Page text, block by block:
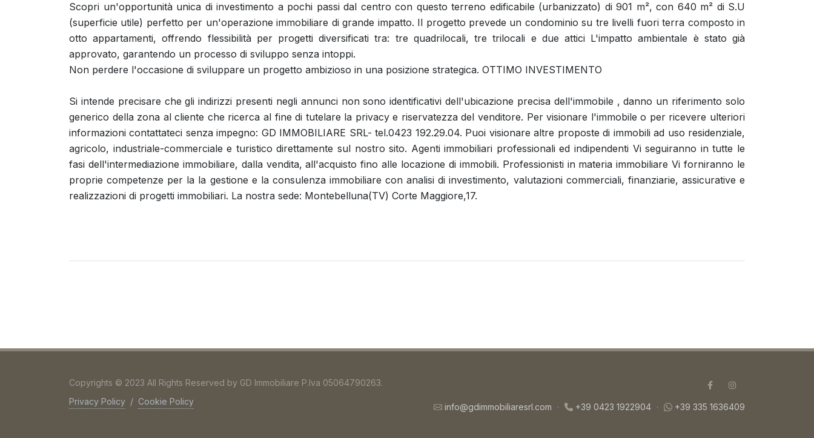
Scopri un'opportunità unica di investimento a pochi passi dal centro con questo terreno edificabile (urbanizzato) di 901 m², con 640 m² di S.U
(superficie utile) perfetto per un'operazione immobiliare di grande impatto. Il progetto prevede un condominio su tre livelli fuori terra composto in
otto appartamenti, offrendo flessibilità per progetti diversificati tra: tre quadrilocali, tre trilocali e due attici L'impatto ambientale è stato già
approvato, garantendo un processo di sviluppo senza intoppi.
Non perdere l'occasione di sviluppare un progetto ambizioso in una posizione strategica. OTTIMO INVESTIMENTO
Si intende precisare che gli indirizzi presenti negli annunci non sono identificativi dell'ubicazione precisa dell'immobile , danno un riferimento solo
generico della zona al cliente che ricerca al fine di tutelare la privacy e riservatezza del venditore. Per visionare l'immobile o per ricevere ulteriori
informazioni contattateci senza impegno: GD IMMOBILIARE SRL- tel.0423 192.29.04. Puoi visionare altre proposte di immobili ad uso residenziale,
agricolo, industriale-commerciale e turistico direttamente sul nostro sito. Agenti immobiliari professionali ed indipendenti Vi seguiranno in tutte le
fasi dell'intermediazione immobiliare, dalla vendita, all'acquisto fino alle locazione di immobili. Professionisti in materia immobiliare Vi forniranno le
proprie competenze per la la gestione e la consulenza immobiliare con analisi di investimento, valutazioni commerciali, finanziarie, assicurative e
realizzazioni di progetti immobiliari. La nostra sede: Montebelluna(TV) Corte Maggiore,17.
Copyrights © 2023 All Rights Reserved by GD Immobiliare P.Iva 05064790263.
Privacy Policy / Cookie Policy
info@gdimmobiliaresrl.com · +39 0423 1922904 · +39 335 1636409